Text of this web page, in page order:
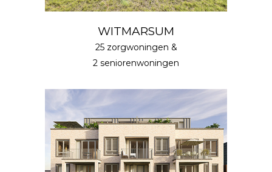
WITMARSUM
25 zorgwoningen &
2 seniorenwoningen